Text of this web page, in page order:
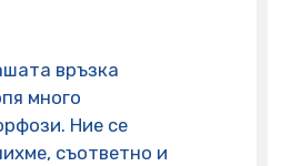
връзка
много
Ние се
съответно и